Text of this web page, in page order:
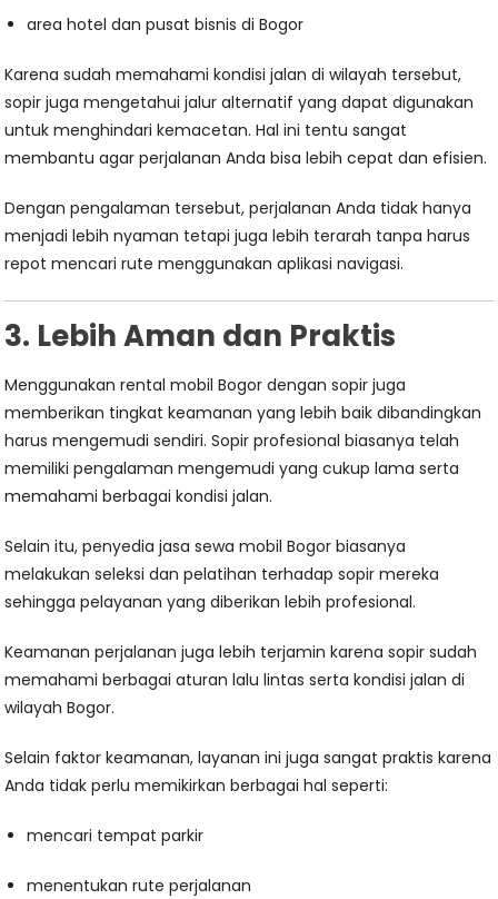
area hotel dan pusat bisnis di Bogor
Karena sudah memahami kondisi jalan di wilayah tersebut,
sopir juga mengetahui jalur alternatif yang dapat digunakan
untuk menghindari kemacetan. Hal ini tentu sangat
membantu agar perjalanan Anda bisa lebih cepat dan efisien.
Dengan pengalaman tersebut, perjalanan Anda tidak hanya
menjadi lebih nyaman tetapi juga lebih terarah tanpa harus
repot mencari rute menggunakan aplikasi navigasi.
3. Lebih Aman dan Praktis
Menggunakan rental mobil Bogor dengan sopir juga
memberikan tingkat keamanan yang lebih baik dibandingkan
harus mengemudi sendiri. Sopir profesional biasanya telah
memiliki pengalaman mengemudi yang cukup lama serta
memahami berbagai kondisi jalan.
Selain itu, penyedia jasa sewa mobil Bogor biasanya
melakukan seleksi dan pelatihan terhadap sopir mereka
sehingga pelayanan yang diberikan lebih profesional.
Keamanan perjalanan juga lebih terjamin karena sopir sudah
memahami berbagai aturan lalu lintas serta kondisi jalan di
wilayah Bogor.
Selain faktor keamanan, layanan ini juga sangat praktis karena
Anda tidak perlu memikirkan berbagai hal seperti:
mencari tempat parkir
menentukan rute perjalanan